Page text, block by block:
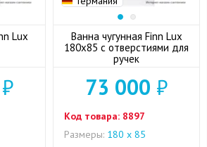
Lux
₽
Ванна чугунная Finn Lux
180x85 с отверстиями для
ручек
73 000 ₽
Код товара: 8897
Размеры: 180 х 85